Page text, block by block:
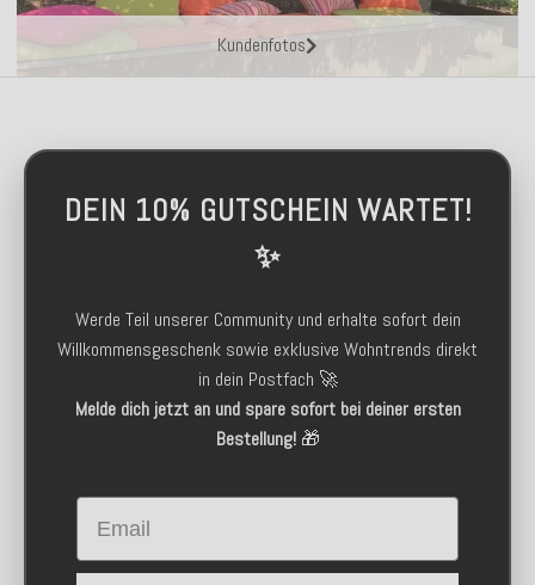
Kundenfotos
DEIN 10% GUTSCHEIN WARTET!
✨
Werde Teil unserer Community und erhalte sofort dein
Willkommensgeschenk sowie exklusive Wohntrends direkt
in dein Postfach 🚀
Melde dich jetzt an und spare sofort bei deiner ersten
Bestellung!🎁
Email